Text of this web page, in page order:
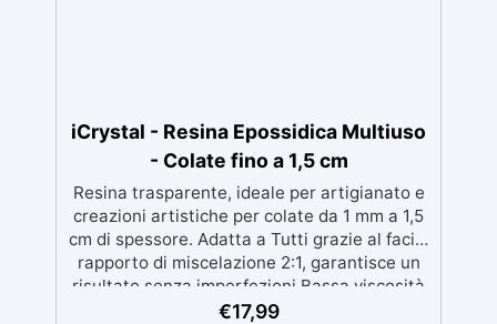
iCrystal - Resina Epossidica Multiuso
- Colate fino a 1,5 cm
Resina trasparente, ideale per artigianato e
creazioni artistiche per colate da 1 mm a 1,5
cm di spessore. Adatta a Tutti grazie al facile
rapporto di miscelazione 2:1, garantisce un
risultato senza imperfezioni Bassa viscosità
per colate senza bolle, compatibile con
€17,99